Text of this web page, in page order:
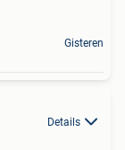
Gisteren
Details